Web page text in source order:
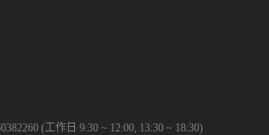
(工作日 9:30 ~ 12:00, 13:30 ~ 18:30)